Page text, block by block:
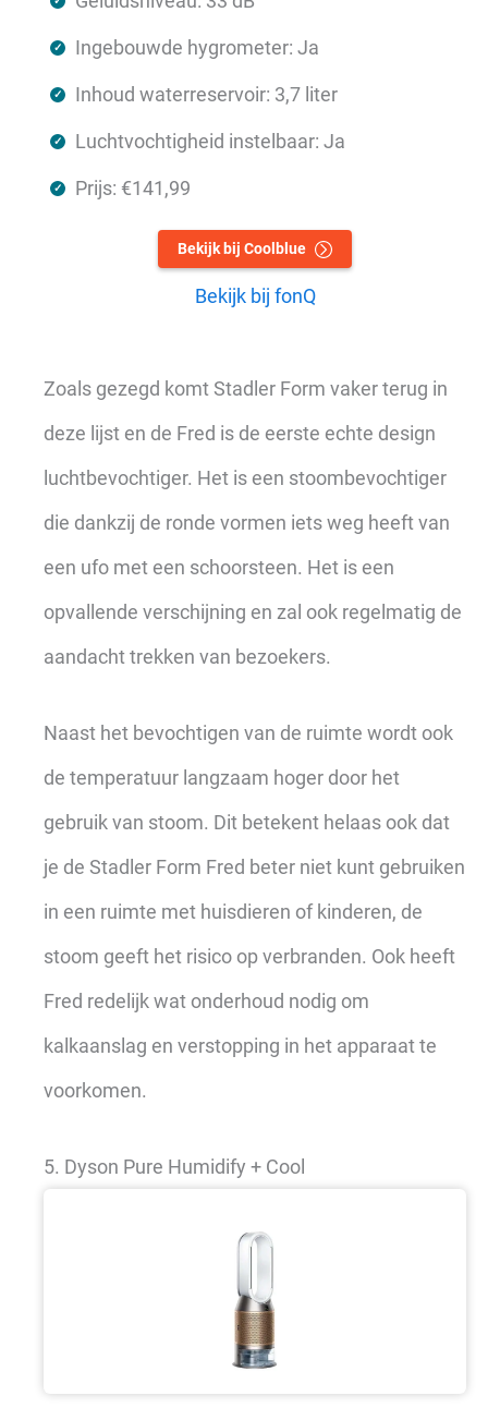
Ingebouwde hygrometer: Ja
Inhoud waterreservoir: 3,7 liter
Luchtvochtigheid instelbaar: Ja
Prijs: €141,99
Bekijk bij Coolblue
Bekijk bij fonQ
Zoals gezegd komt Stadler Form vaker terug in
deze lijst en de Fred is de eerste echte design
luchtbevochtiger. Het is een stoombevochtiger
die dankzij de ronde vormen iets weg heeft van
een ufo met een schoorsteen. Het is een
opvallende verschijning en zal ook regelmatig de
aandacht trekken van bezoekers.
Naast het bevochtigen van de ruimte wordt ook
de temperatuur langzaam hoger door het
gebruik van stoom. Dit betekent helaas ook dat
je de Stadler Form Fred beter niet kunt gebruiken
in een ruimte met huisdieren of kinderen, de
stoom geeft het risico op verbranden. Ook heeft
Fred redelijk wat onderhoud nodig om
kalkaanslag en verstopping in het apparaat te
voorkomen.
5. Dyson Pure Humidify + Cool